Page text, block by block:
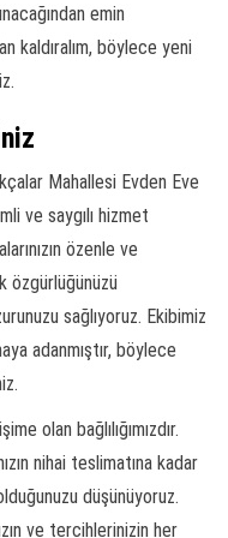
emin
kaldıralım, böylece yeni
Mahallesi Evden Eve
ve saygılı hizmet
özenle ve
özgürlüğünüzü
sağlıyoruz. Ekibimiz
adanmıştır, böylece
olan bağlılığımızdır.
nihai teslimatına kadar
düşünüyoruz.
ve tercihlerinizin her